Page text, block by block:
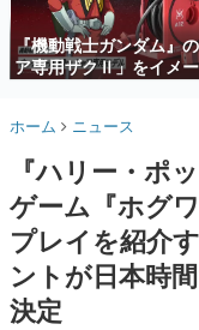
殿堂入
SNS拡散
ど。多く
事をまと
名作ゲー
きます。
赫本
この物語
の形をし
『機動戦士ガンダム』
ア専用ザクⅡ」をイメ
散水ホースリールが予
ークやジオン公国軍のエ
ホーム ニュース
『ハリー・ポ
ゲーム『ホグ
プレイを紹介
ントが日本時
決定